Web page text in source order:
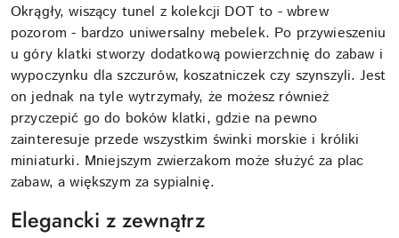
Okrągły, wiszący tunel z kolekcji DOT to - wbrew
pozorom - bardzo uniwersalny mebelek. Po przywieszeniu
u góry klatki stworzy dodatkową powierzchnię do zabaw i
wypoczynku dla szczurów, koszatniczek czy szynszyli. Jest
on jednak na tyle wytrzymały, że możesz również
przyczepić go do boków klatki, gdzie na pewno
zainteresuje przede wszystkim świnki morskie i króliki
miniaturki. Mniejszym zwierzakom może służyć za plac
zabaw, a większym za sypialnię.
Elegancki z zewnątrz